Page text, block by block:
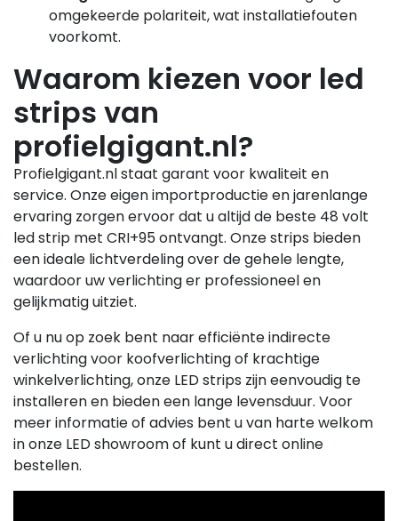
omgekeerde polariteit, wat installatiefouten
voorkomt.
Waarom kiezen voor led
strips van
profielgigant.nl?
Profielgigant.nl staat garant voor kwaliteit en
service. Onze eigen importproductie en jarenlange
ervaring zorgen ervoor dat u altijd de beste 48 volt
led strip met CRI+95 ontvangt. Onze strips bieden
een ideale lichtverdeling over de gehele lengte,
waardoor uw verlichting er professioneel en
gelijkmatig uitziet.
Of u nu op zoek bent naar efficiënte indirecte
verlichting voor koofverlichting of krachtige
winkelverlichting, onze LED strips zijn eenvoudig te
installeren en bieden een lange levensduur. Voor
meer informatie of advies bent u van harte welkom
in onze LED showroom of kunt u direct online
bestellen.